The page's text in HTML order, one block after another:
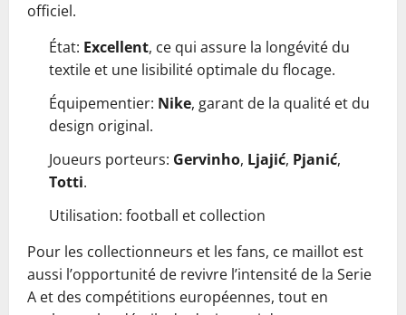
officiel.
État: Excellent, ce qui assure la longévité du
textile et une lisibilité optimale du flocage.
Équipementier: Nike, garant de la qualité et du
design original.
Joueurs porteurs: Gervinho, Ljajić, Pjanić,
Totti.
Utilisation: football et collection
Pour les collectionneurs et les fans, ce maillot est
aussi l’opportunité de revivre l’intensité de la Serie
A et des compétitions européennes, tout en